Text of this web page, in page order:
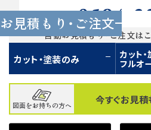
お見積もり・ご注文
自動お見積もり・ご注文は
カット・塗装のみ
カット
フルオ
図面をお持ちの方へ 今すぐお見積
Tel. 0584-
営業時間 9:00〜17:00（
お問い合わ